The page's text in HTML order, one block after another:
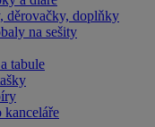
děrovačky, doplňky
na sešity
tabule
kanceláře